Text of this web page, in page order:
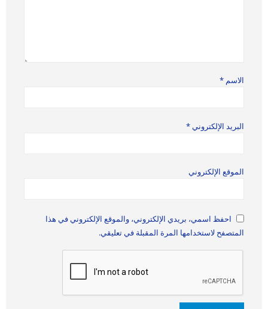
الاسم *
البريد الإلكتروني*
الموقع الإلكتروني
احفظ اسمي، بريدي الإلكتروني، والموقع الإلكتروني في هذا
المتصفح لاستخدامها المرة المقبلة في تعليقي.